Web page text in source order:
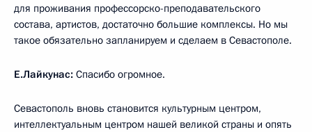
для проживания профессорско-преподавательского
состава, артистов, достаточно большие комплексы. Но мы
такое обязательно запланируем и сделаем в Севастополе.
Е.Лайкунас: Спасибо огромное.
Севастополь вновь становится культурным центром,
интеллектуальным центром нашей великой страны и опять